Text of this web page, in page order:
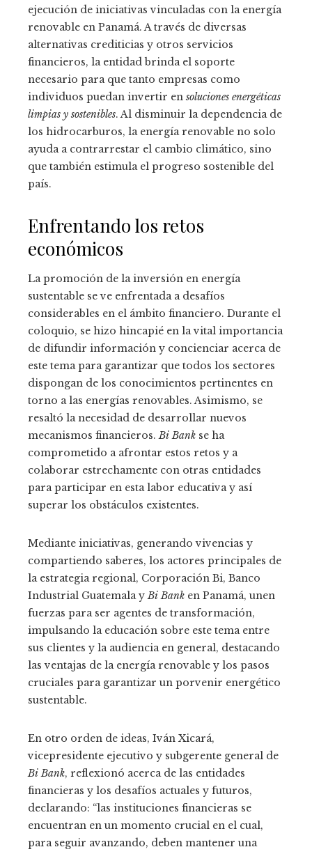
ejecución de iniciativas vinculadas con la energía
renovable en Panamá. A través de diversas
alternativas crediticias y otros servicios
financieros, la entidad brinda el soporte
necesario para que tanto empresas como
individuos puedan invertir en soluciones energéticas
limpias y sostenibles. Al disminuir la dependencia de
los hidrocarburos, la energía renovable no solo
ayuda a contrarrestar el cambio climático, sino
que también estimula el progreso sostenible del
país.
Enfrentando los retos
económicos
La promoción de la inversión en energía
sustentable se ve enfrentada a desafíos
considerables en el ámbito financiero. Durante el
coloquio, se hizo hincapié en la vital importancia
de difundir información y concienciar acerca de
este tema para garantizar que todos los sectores
dispongan de los conocimientos pertinentes en
torno a las energías renovables. Asimismo, se
resaltó la necesidad de desarrollar nuevos
mecanismos financieros.Bi Bank se ha
comprometido a afrontar estos retos y a
colaborar estrechamente con otras entidades
para participar en esta labor educativa y así
superar los obstáculos existentes.
Mediante iniciativas, generando vivencias y
compartiendo saberes, los actores principales de
la estrategia regional, Corporación Bi, Banco
Industrial Guatemala yBi Bank en Panamá, unen
fuerzas para ser agentes de transformación,
impulsando la educación sobre este tema entre
sus clientes y la audiencia en general, destacando
las ventajas de la energía renovable y los pasos
cruciales para garantizar un porvenir energético
sustentable.
En otro orden de ideas, Iván Xicará,
vicepresidente ejecutivo y subgerente general de
Bi Bank, reflexionó acerca de las entidades
financieras y los desafíos actuales y futuros,
declarando: “las instituciones financieras se
encuentran en un momento crucial en el cual,
para seguir avanzando, deben mantener una